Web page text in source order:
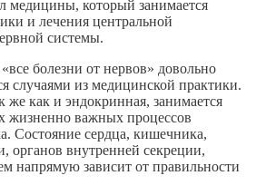
медицины, который занимается
и лечения центральной
системы.
болезни от нервов» довольно
случаями из медицинской практики.
же как и эндокринная, занимается
жизненно важных процессов
Состояние сердца, кишечника,
органов внутренней секреции,
напрямую зависит от правильности